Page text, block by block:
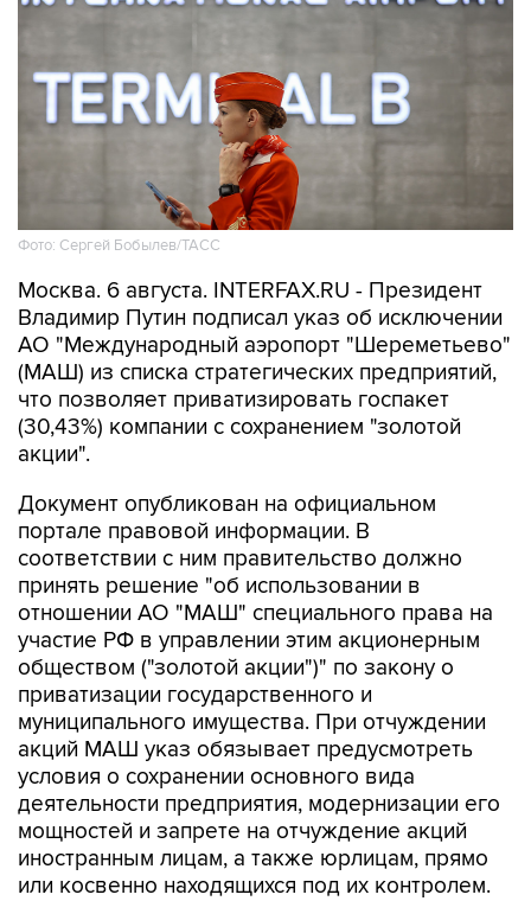
Фото: Сергей Бобылев/ТАСС
Москва. 6 августа. INTERFAX.RU - Президент
Владимир Путин подписал указ об исключении
АО "Международный аэропорт "Шереметьево"
(МАШ) из списка стратегических предприятий,
что позволяет приватизировать госпакет
(30,43%) компании с сохранением "золотой
акции".
Документ опубликован на официальном
портале правовой информации. В
соответствии с ним правительство должно
принять решение "об использовании в
отношении АО "МАШ" специального права на
участие РФ в управлении этим акционерным
обществом ("золотой акции")" по закону о
приватизации государственного и
муниципального имущества. При отчуждении
акций МАШ указ обязывает предусмотреть
условия о сохранении основного вида
деятельности предприятия, модернизации его
мощностей и запрете на отчуждение акций
иностранным лицам, а также юрлицам, прямо
или косвенно находящихся под их контролем.